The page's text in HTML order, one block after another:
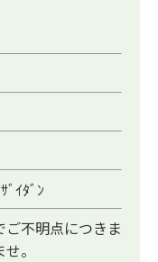
ﾞｲﾀﾞﾝ
不明点につきま
。